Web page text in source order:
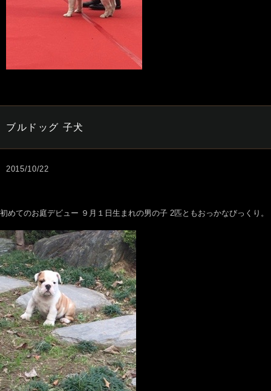
ブルドッグ 子犬
2015/10/22
初めてのお庭デビュー ９月１日生まれの男の子 2匹ともおっかなびっくり。